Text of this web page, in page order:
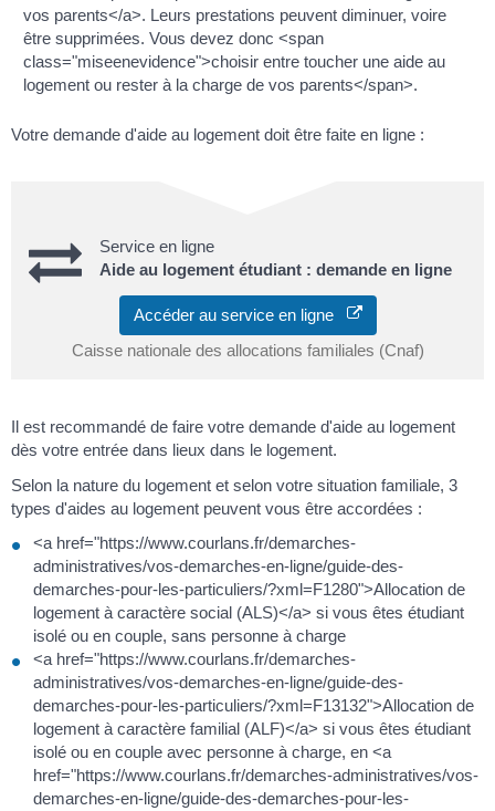
vos parents</a>. Leurs prestations peuvent diminuer, voire
être supprimées. Vous devez donc <span
class="miseenevidence">choisir entre toucher une aide au
logement ou rester à la charge de vos parents</span>.
Votre demande d'aide au logement doit être faite en ligne :
Service en ligne
Aide au logement étudiant : demande en ligne
Accéder au service en ligne
Caisse nationale des allocations familiales (Cnaf)
Il est recommandé de faire votre demande d'aide au logement
dès votre entrée dans lieux dans le logement.
Selon la nature du logement et selon votre situation familiale, 3
types d'aides au logement peuvent vous être accordées :
<a href="https://www.courlans.fr/demarches-
administratives/vos-demarches-en-ligne/guide-des-
demarches-pour-les-particuliers/?xml=F1280">Allocation de
logement à caractère social (ALS)</a> si vous êtes étudiant
isolé ou en couple, sans personne à charge
<a href="https://www.courlans.fr/demarches-
administratives/vos-demarches-en-ligne/guide-des-
demarches-pour-les-particuliers/?xml=F13132">Allocation de
logement à caractère familial (ALF)</a> si vous êtes étudiant
isolé ou en couple avec personne à charge, en <a
href="https://www.courlans.fr/demarches-administratives/vos-
demarches-en-ligne/guide-des-demarches-pour-les-